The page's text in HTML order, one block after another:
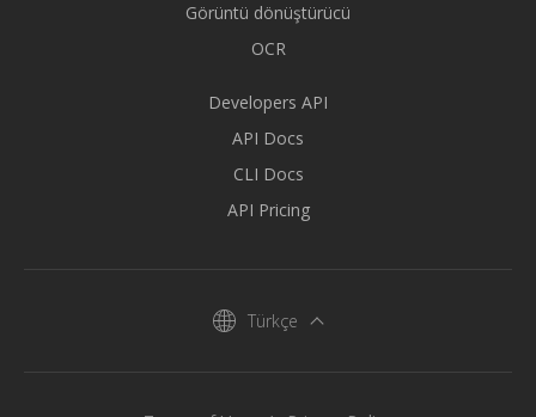
Görüntü dönüştürücü
OCR
Developers API
API Docs
CLI Docs
API Pricing
Türkçe